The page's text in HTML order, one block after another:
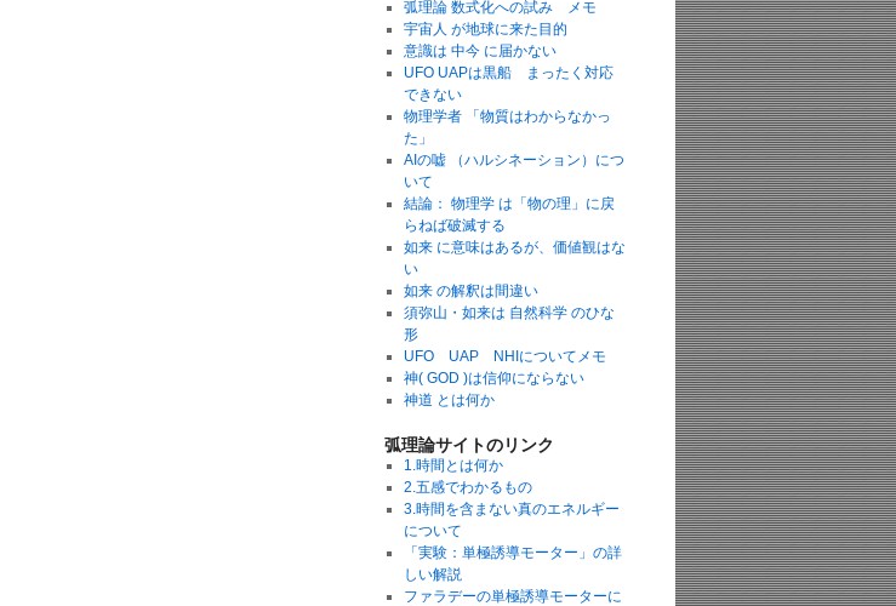
弧理論 数式化への試み メモ
宇宙人 が地球に来た目的
意識は 中今 に届かない
UFO UAPは黒船 まったく対応
できない
物理学者 「物質はわからなかっ
た」
AIの嘘 （ハルシネーション）につ
いて
結論： 物理学 は「物の理」に戻
らねば破滅する
如来 に意味はあるが、価値観はな
い
如来 の解釈は間違い
須弥山・如来は 自然科学 のひな
形
UFO UAP NHIについてメモ
神( GOD )は信仰にならない
神道 とは何か
弧理論サイトのリンク
1.時間とは何か
2.五感でわかるもの
3.時間を含まない真のエネルギー
について
「実験：単極誘導モーター」の詳
しい解説
ファラデーの単極誘導モーターに